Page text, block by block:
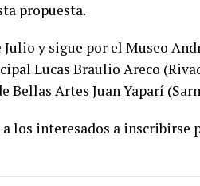
propuesta.
y sigue por el Museo
Lucas Braulio Areco
Bellas Artes Juan Yaparí
los interesados a inscribirse